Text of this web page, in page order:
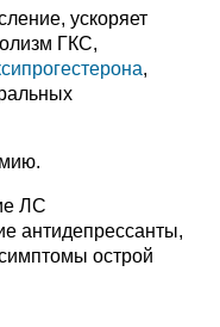
ускоряет
ГКС,
,
ЛС
антидепрессанты,
острой